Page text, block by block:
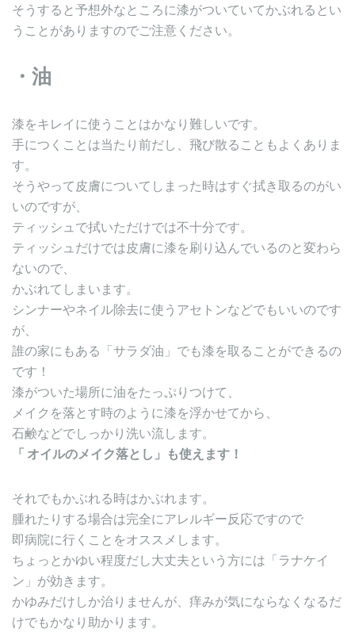
そうすると予想外なところに漆がついていてかぶれるとい
うことがありますのでご注意ください。
・油
漆をキレイに使うことはかなり難しいです。
手につくことは当たり前だし、飛び散ることもよくありま
す。
そうやって皮膚についてしまった時はすぐ拭き取るのがい
いのですが、
ティッシュで拭いただけでは不十分です。
ティッシュだけでは皮膚に漆を刷り込んでいるのと変わら
ないので、
かぶれてしまいます。
シンナーやネイル除去に使うアセトンなどでもいいのです
が、
誰の家にもある「サラダ油」でも漆を取ることができるの
です！
漆がついた場所に油をたっぷりつけて、
メイクを落とす時のように漆を浮かせてから、
石鹸などでしっかり洗い流します。
「 オイルのメイク落とし」も使えます！
それでもかぶれる時はかぶれます。
腫れたりする場合は完全にアレルギー反応ですので
即病院に行くことをオススメします。
ちょっとかゆい程度だし大丈夫という方には「ラナケイ
ン」が効きます。
かゆみだけしか治りませんが、痒みが気にならなくなるだ
けでもかなり助かります。